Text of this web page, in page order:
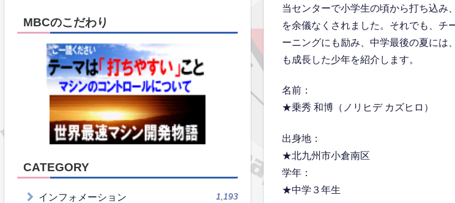
当センターで小学生の頃から打ち込み
を余儀なくされました。それでも、チ
ーニングにも励み、中学最後の夏には
も成長した少年を紹介します。
名前：
★乗秀 和博（ノリヒデ カズヒロ）
出身地：
★北九州市小倉南区
学年：
★中学３年生
MBCのこだわり
CATEGORY
インフォメーション 1,193